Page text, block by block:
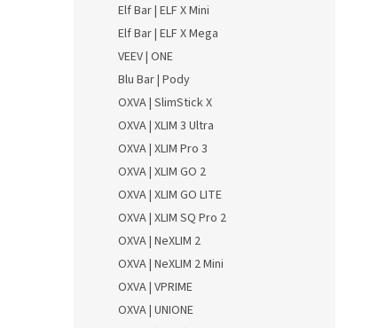
Elf Bar | ELF X Mini
Elf Bar | ELF X Mega
VEEV | ONE
Blu Bar | Pody
OXVA | SlimStick X
OXVA | XLIM 3 Ultra
OXVA | XLIM Pro 3
OXVA | XLIM GO 2
OXVA | XLIM GO LITE
OXVA | XLIM SQ Pro 2
OXVA | NeXLIM 2
OXVA | NeXLIM 2 Mini
OXVA | VPRIME
OXVA | UNIONE